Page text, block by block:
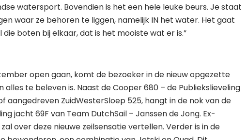
watersport. Bovendien is het een hele leuke beurs. Je staat
waar ze behoren te liggen, namelijk IN het water. Het gaat
boten bij elkaar, dat is het mooiste wat er is.”
open gaan, komt de bezoeker in de nieuw opgezette
te beleven is. Naast de Cooper 680 – de Publiekslieveling
aangedreven ZuidWesterSloep 525, hangt in de nok van de
jacht 69F van Team DutchSail – Janssen de Jong. Ex-
over deze nieuwe zeilsensatie vertellen. Verder is in de